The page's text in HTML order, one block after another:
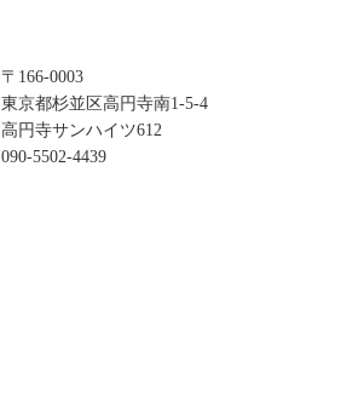
〒166-0003
東京都杉並区高円寺南1-5-4
高円寺サンハイツ612
090-5502-4439